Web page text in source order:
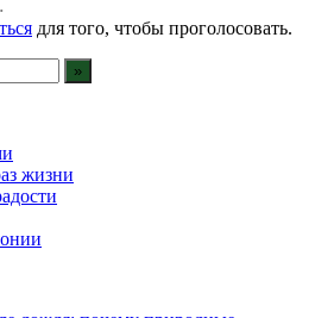
для того, чтобы проголосовать.
жизни